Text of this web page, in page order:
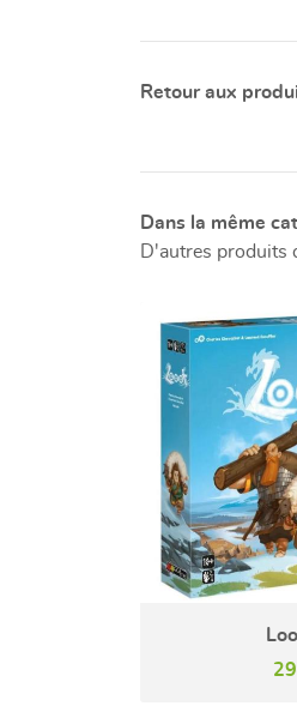
Retour aux
Dans la même
D'autres produits